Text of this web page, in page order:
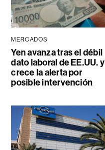
MERCADOS
Yen avanza tras el débil
dato laboral de EE.UU. y
crece la alerta por
posible intervención